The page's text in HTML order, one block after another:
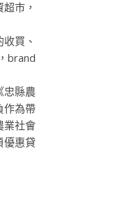
市，
買、
brand
忠縣農
作為帶
業社會
優惠貸